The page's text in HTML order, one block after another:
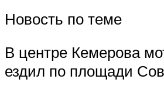
Новость по теме
В центре Кемерова
ездил по площади